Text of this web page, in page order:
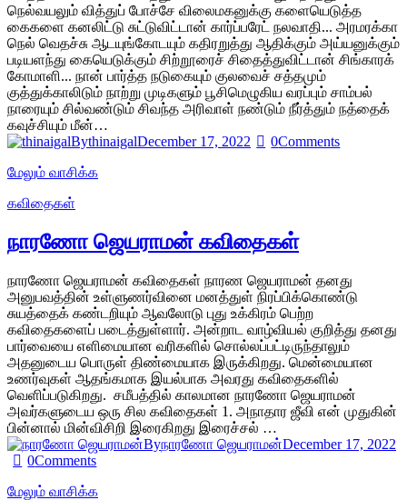
நெல்வயலும் வித்துப் போச்சே விலைமகனுக்கு களையெடுத்த
கைகளை கனலிட்டு சுட்டுவிட்டான் கார்ப்பரேட் நலவாதி... அரமரக்கா
நெல் வெதச்சு ஆடயுங்கோடயும் கதிரறுத்து ஆதிக்கும் அய்யனுக்கும்
படியளந்து கையெடுக்கும் சிற்றூரைச் சிதைத்துவிட்டான் சிங்காரக்
கோமாளி... நான் பார்த்த நடுகையும் குலவைச் சத்தமும்
குத்துக்காலிடும் நாற்று முடிகளும் பூசிமெழுகிய வரப்பும் சாம்பல்
நாரையும் சில்வண்டும் சிவந்த அரிவாள் நண்டும் நீர்த்தும் நத்தைக்
கவுச்சியும் மீன்…
BythinaigalDecember 17, 2022 0Comments
மேலும் வாசிக்க
கவிதைகள்
நாரணோ ஜெயராமன் கவிதைகள்
நாரணோ ஜெயராமன் கவிதைகள் நாரண ஜெயராமன் தனது
அனுபவத்தின் உள்ளுணர்வினை மனத்துள் நிரப்பிக்கொண்டு
சுயத்தைக் கண்டறியும் ஆவலோடு புது உக்கிரம் பெற்ற
கவிதைகளைப் படைத்துள்ளார். அன்றாட வாழ்வியல் குறித்து தனது
பார்வையை எளிமையான வரிகளில் சொல்லப்பட்டிருந்தாலும்
அதனுடைய பொருள் திண்மையாக இருக்கிறது. மென்மையான
உணர்வுகள் ஆதங்கமாக இயல்பாக அவரது கவிதைகளில்
வெளிப்படுகிறது. சமீபத்தில் காலமான நாரணோ ஜெயராமன்
அவர்களுடைய ஒரு சில கவிதைகள் 1. அநாதார ஜீவி என் முதுகின்
பின்னால் மின்விசிறி இரைகிறது இரைச்சல் …
Byநாரணோ ஜெயராமன்December 17, 2022
0Comments
மேலும் வாசிக்க